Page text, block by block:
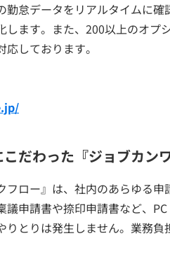
勤怠データをリアルタイムに
します。また、200以上のオプ
しております。
だわった『ジョブカン
フロー』は、社内のあらゆる
議申請書や捺印申請書など、
りとりは発生しません。業務